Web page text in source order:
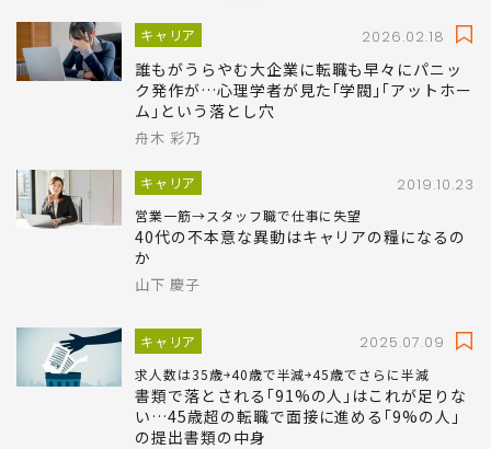
キャリア 2026.02.18
誰もがうらやむ大企業に転職も早々にパニッ
ク発作が…心理学者が見た｢学閥｣｢アットホー
ム｣という落とし穴
舟木 彩乃
キャリア 2019.10.23
営業一筋→スタッフ職で仕事に失望
40代の不本意な異動はキャリアの糧になるの
か
山下 慶子
キャリア 2025.07.09
求人数は35歳￫40歳で半減￫45歳でさらに半減
書類で落とされる｢91%の人｣はこれが足りな
い…45歳超の転職で面接に進める｢9%の人｣
の提出書類の中身